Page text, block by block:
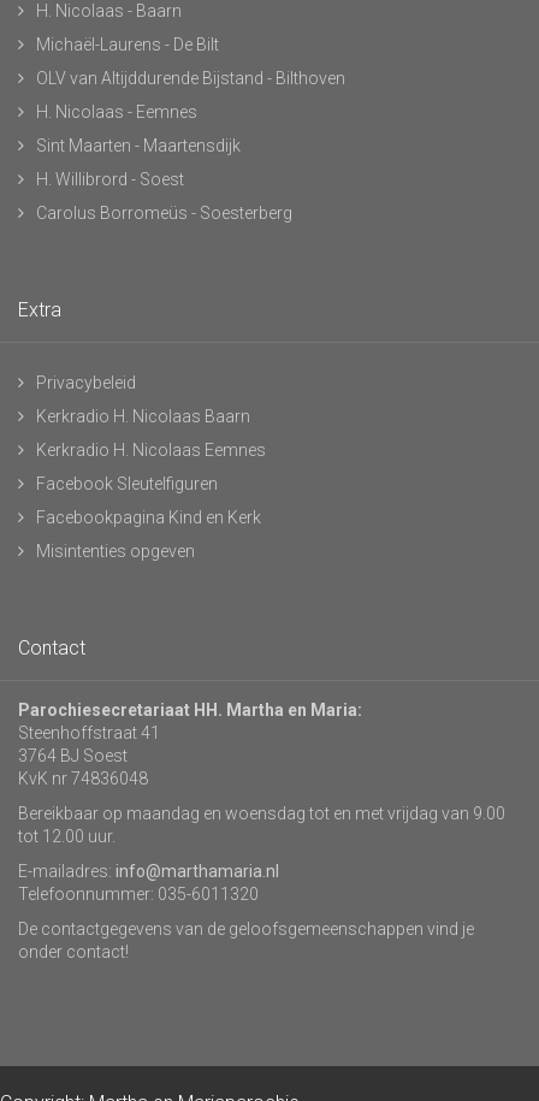
H. Nicolaas - Baarn
Michaël-Laurens - De Bilt
OLV van Altijddurende Bijstand - Bilthoven
H. Nicolaas - Eemnes
Sint Maarten - Maartensdijk
H. Willibrord - Soest
Carolus Borromeüs - Soesterberg
Extra
Privacybeleid
Kerkradio H. Nicolaas Baarn
Kerkradio H. Nicolaas Eemnes
Facebook Sleutelfiguren
Facebookpagina Kind en Kerk
Misintenties opgeven
Contact
Parochiesecretariaat HH. Martha en Maria:
Steenhoffstraat 41
3764 BJ Soest
KvK nr 74836048
Bereikbaar op maandag en woensdag tot en met vrijdag van 9.00
tot 12.00 uur.
E-mailadres: info@marthamaria.nl
Telefoonnummer: 035-6011320
De contactgegevens van de geloofsgemeenschappen vind je
onder contact!